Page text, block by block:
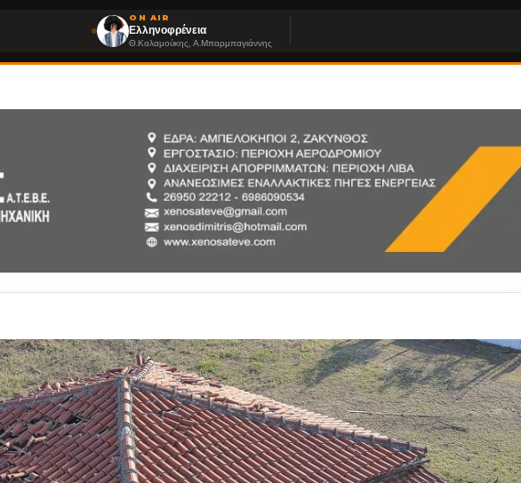
ON AIR
Ελληνοφρένεια
Θ.Καλαμούκης, Α.Μπαρμπαγιάννης